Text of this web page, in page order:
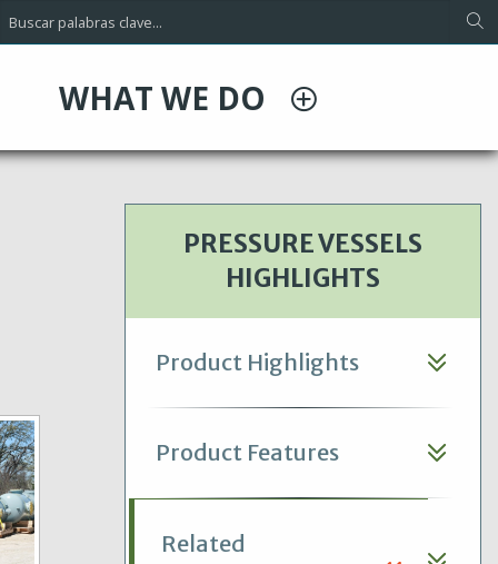
WHAT WE DO
PRESSURE VESSELS
HIGHLIGHTS
Product Highlights
Product Features
Related